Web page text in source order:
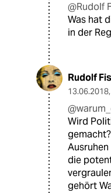
@Rudolf
Was hat
in der
Rudolf
13.06.2018,
Wird
die
gehört